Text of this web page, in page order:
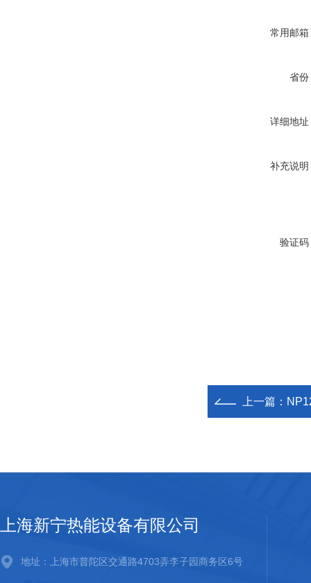
常用邮箱
省份
详细地址
补充说明
验证码
上一篇：
上海新宁热能设备有限公司
地址：上海市普陀区交通路4703弄李子园商务区6号